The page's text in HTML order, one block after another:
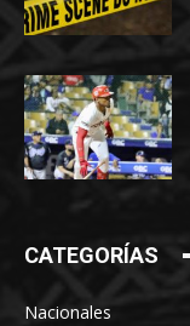
CATEGORÍAS
Nacionales